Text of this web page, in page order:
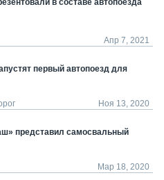
в составе автопоезда
Апр 7, 2021
первый автопоезд для
Ноя 13, 2020
представил самосвальный
Мар 18, 2020